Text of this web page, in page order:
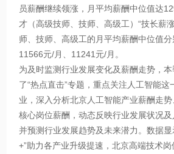
员薪酬继续领涨，月平均薪酬中位值达
才（高级技师、技师、高级工）“技长薪
师、技师、高级工的月平均薪酬中位值分
11566元/月、11241元/月。
为及时监测行业发展变化及薪酬走势，
了“热点直击”专题，重点关注人工智能
业，深入分析北京人工智能产业薪酬走
核心岗位薪酬，动态反映行业发展状况及
并预测行业发展趋势及未来潜力。数据
+”助力各产业升级提速，北京高端技术